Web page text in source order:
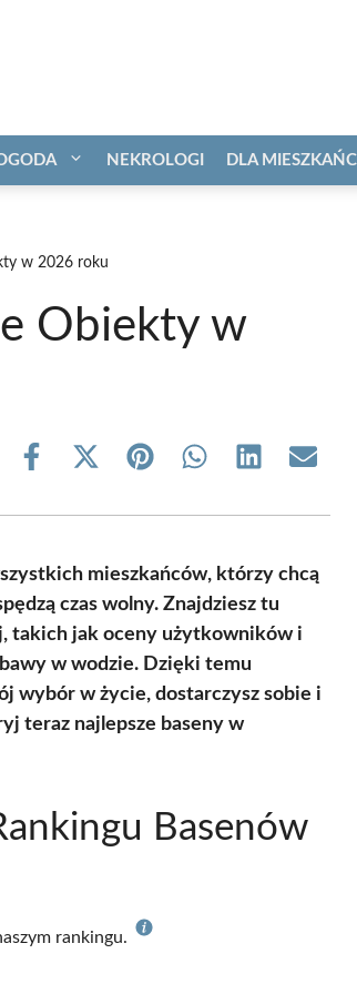
NEKROLOGI DLA
w 2026 roku
Obiekty w
Share
Share
(Twitter)
Share Share Share Share
mieszkańców, którzy chcą
czas wolny. Znajdziesz tu
takich jak oceny użytkowników i
w wodzie. Dzięki temu
wybór w życie, dostarczysz sobie i
teraz najlepsze baseny w
Basenów
rankingu.